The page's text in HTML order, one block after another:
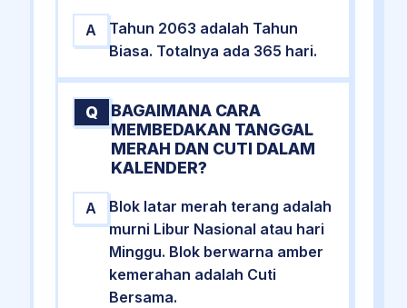
A
Tahun 2063 adalah Tahun
Biasa. Totalnya ada 365 hari.
Q
BAGAIMANA CARA
MEMBEDAKAN TANGGAL
MERAH DAN CUTI DALAM
KALENDER?
A
Blok latar merah terang adalah
murni Libur Nasional atau hari
Minggu. Blok berwarna amber
kemerahan adalah Cuti
Bersama.